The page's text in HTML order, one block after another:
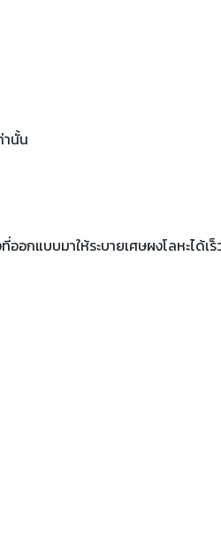
านั้น
อกแบบมาให้ระบายเศษผงโลหะได้เ